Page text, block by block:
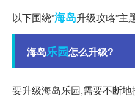
以下围绕“海岛升级攻略”主
海岛乐园怎么升级?
要升级海岛乐园,需要不断